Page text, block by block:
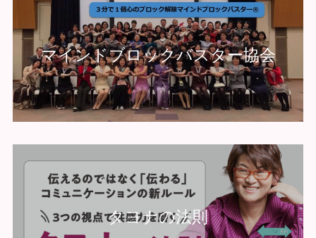
マインドブロックバスター協会
タヨナの法則